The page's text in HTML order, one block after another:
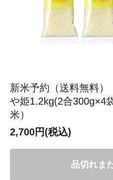
新米予約（送料無料
や姫1.2kg(2合300g×4
米）
2,700円(税込)
品切れま